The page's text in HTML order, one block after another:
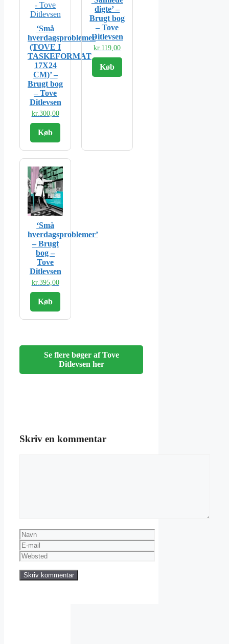
‘Små
hverdagsproblemer
(TOVE I
TASKEFORMAT
17X24
CM)’ –
Brugt bog
– Tove
Ditlevsen
kr.300,00
Køb
digte’ –
Brugt bog
– Tove
Ditlevsen
kr.119,00
Køb
‘Små
hverdagsproblemer’
– Brugt
bog –
Tove
Ditlevsen
kr.395,00
Køb
Se flere bøger af Tove
Ditlevsen her
Skriv en kommentar
Navn
E-
mail
Websted